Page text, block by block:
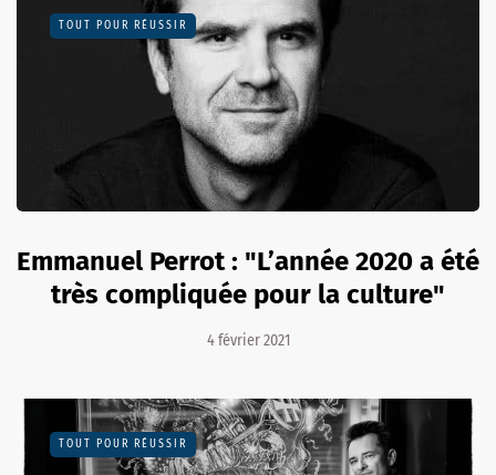
TOUT POUR RÉUSSIR
Emmanuel Perrot : "L’année 2020 a été
très compliquée pour la culture"
4 février 2021
TOUT POUR RÉUSSIR